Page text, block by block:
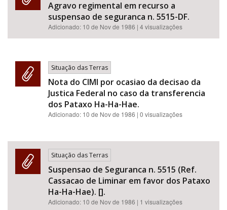
Agravo regimental em recurso a
suspensao de seguranca n. 5515-DF.
Adicionado: 10 de Nov de 1986 | 4 visualizações
Situação das Terras
Nota do CIMI por ocasiao da decisao da
Justica Federal no caso da transferencia
dos Pataxo Ha-Ha-Hae.
Adicionado: 10 de Nov de 1986 | 0 visualizações
Situação das Terras
Suspensao de Seguranca n. 5515 (Ref.
Cassacao de Liminar em favor dos Pataxo
Ha-Ha-Hae). [].
Adicionado: 10 de Nov de 1986 | 1 visualizações